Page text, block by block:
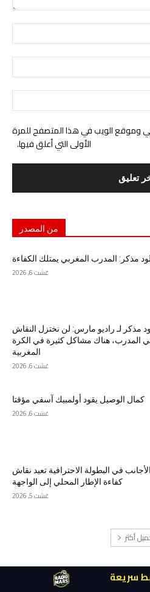
وموقع الويب في هذا المتصفح للمرة
الأولى التي أعلق فيها.
من المصدر
مذكر: المدرب المغربي يمتلك الكفاءة
غشت 6, 2026
مذكر لـ راديو مارس: لن نختزل النقاش
المدرب، هناك مشاكل كثيرة في الكرة
المغربية
غشت 6, 2026
كمال الوصيل يقود أولمبيك آسفي مؤقتا
غشت 6, 2026
في البطولة الاحترافية تعيد نقاش
كفاءة الإطار المحلي إلى الواجهة
غشت 5, 2026
أكثر
سريعة